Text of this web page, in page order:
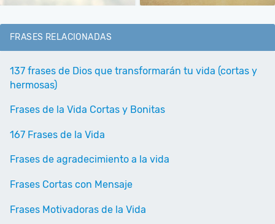
FRASES RELACIONADAS
137 frases de Dios que transformarán tu vida (cortas y
hermosas)
Frases de la Vida Cortas y Bonitas
167 Frases de la Vida
Frases de agradecimiento a la vida
Frases Cortas con Mensaje
Frases Motivadoras de la Vida